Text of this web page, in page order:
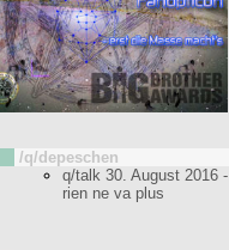
/q/depeschen
q/talk 30. August 2016 -
rien ne va plus